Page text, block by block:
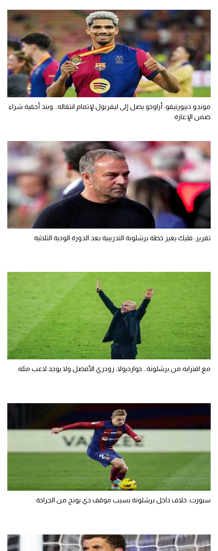
موندو ديبورتيفو: أراوخو يصل إلى ليفربول لإتمام انتقاله.. وبند أحقية شراء
ضمن الإعارة
تقرير: فليك يغير خطة برشلونة التدريبية بعد الدورة الودية الثلاثية
مع اقترابه من برشلونة.. جوارديولا: رودري الأفضل ولا يوجد لاعب مثله
سبورت: خلاف داخل برشلونة بسبب موقف دي يونج من الجراحة